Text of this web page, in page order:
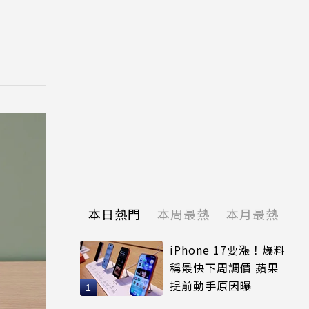
本日熱門 本周最熱 本月最熱
iPhone 17要漲！爆料
稱最快下周調價 蘋果
提前動手原因曝